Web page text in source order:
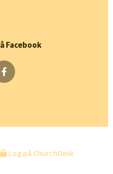
Facebook
Log på ChurchDesk